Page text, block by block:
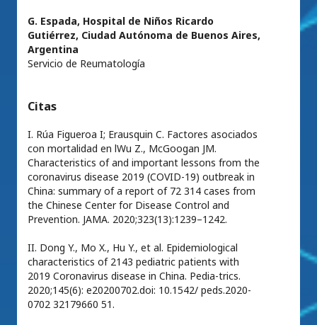
G. Espada, Hospital de Niños Ricardo
Gutiérrez, Ciudad Autónoma de Buenos Aires,
Argentina
Servicio de Reumatología
Citas
I. Rúa Figueroa I; Erausquin C. Factores asociados
con mortalidad en lWu Z., McGoogan JM.
Characteristics of and important lessons from the
coronavirus disease 2019 (COVID-19) outbreak in
China: summary of a report of 72 314 cases from
the Chinese Center for Disease Control and
Prevention. JAMA. 2020;323(13):1239–1242.
II. Dong Y., Mo X., Hu Y., et al. Epidemiological
characteristics of 2143 pediatric patients with
2019 Coronavirus disease in China. Pedia-trics.
2020;145(6): e20200702.doi: 10.1542/ peds.2020-
0702 32179660 51.